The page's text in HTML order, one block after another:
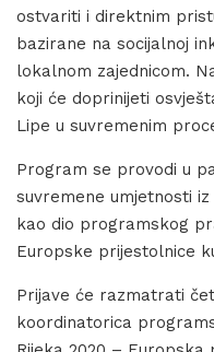
ostvariti i direktnim
bazirane na socijalnoj
lokalnom zajednicom.
koji će doprinijeti
Lipe u suvremenim
Program se provodi u
suvremene umjetnosti iz
kao dio programskog
Europske prijestolnice
Prijave će razmatrati
koordinatorica